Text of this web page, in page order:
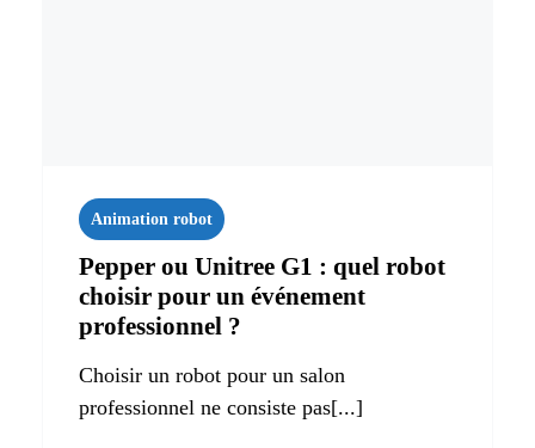
Animation robot
Pepper ou Unitree G1 : quel robot
choisir pour un événement
professionnel ?
Choisir un robot pour un salon
professionnel ne consiste pas[...]